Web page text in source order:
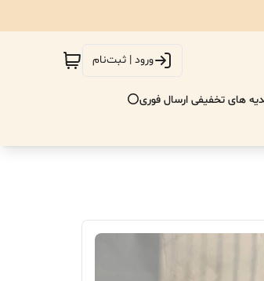
ورود | ثبت‌نام
های تخفیفی ارسال فوری⭕